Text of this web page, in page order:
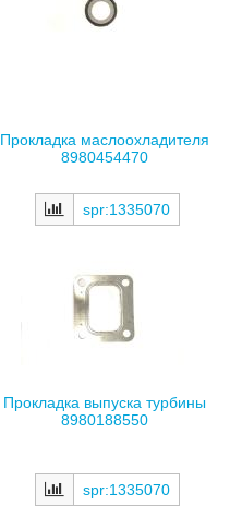
Прокладка маслоохладителя
8980454470
spr:1335070
Прокладка выпуска турбины
8980188550
spr:1335070